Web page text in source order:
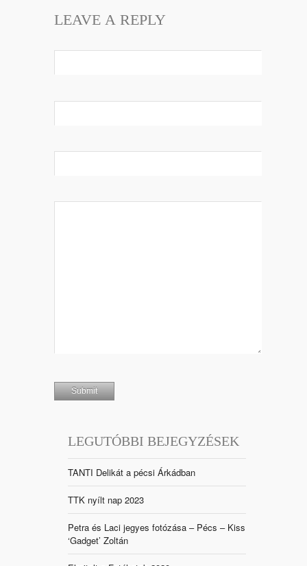
LEAVE A REPLY
LEGUTÓBBI BEJEGYZÉSEK
TANTI Delikát a pécsi Árkádban
TTK nyílt nap 2023
Petra és Laci jegyes fotózása – Pécs – Kiss
‘Gadget’ Zoltán